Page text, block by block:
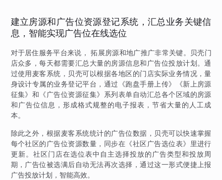
建立房源和广告位资源登记系统，汇总业务关键信
息，智能实现广告位在线选位
对于居住服务平台来说， 拓展房源和地广推广非常关键。贝壳门
店众多，每天都需要汇总大量的房源信息和广告位投放计划。通
过使用麦客系统，贝壳可以根据各地区的门店实际业务情况，量
身设计专属的业务登记平台，通过《跑盘手册上传》《新上房源
征集》和《广告位资源征集》系列表单自动汇总各个区域的房源
和广告位信息，形成格式规整的电子报表，节省大量的人工成
本。
除此之外，根据麦客系统统计的广告位数据，贝壳可以快速掌握
每个社区的广告位资源数量，同步在《社区广告选位表》里进行
更新。社区门店在选位表中自主选择投放的广告类型和投放周
期，广告位被选满后自动无法再次选择，通过这一形式便捷上报
广告投放计划，智能高效。